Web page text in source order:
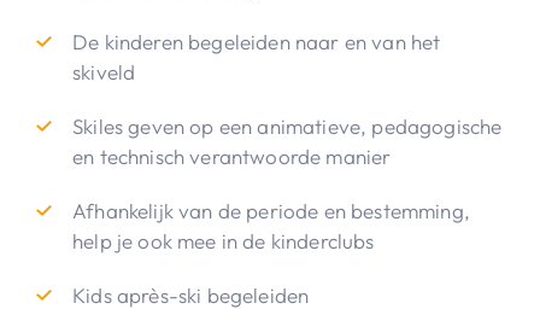
De kinderen begeleiden naar en van het
skiveld
Skiles geven op een animatieve, pedagogische
en technisch verantwoorde manier
Afhankelijk van de periode en bestemming,
help je ook mee in de kinderclubs
Kids après-ski begeleiden